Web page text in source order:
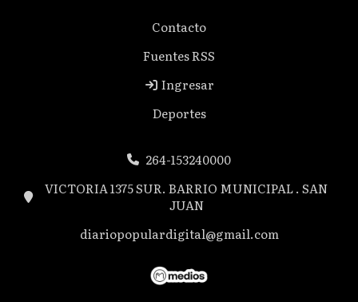
Contacto
Fuentes RSS
Ingresar
Deportes
264-153240000
VICTORIA 1375 SUR. BARRIO MUNICIPAL . SAN
JUAN
diariopopulardigital@gmail.com